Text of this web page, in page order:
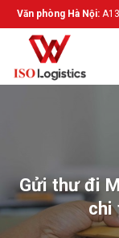
Chuyển
đến
dung
Văn phòng Hà Nội:
Gửi thư đi
chi